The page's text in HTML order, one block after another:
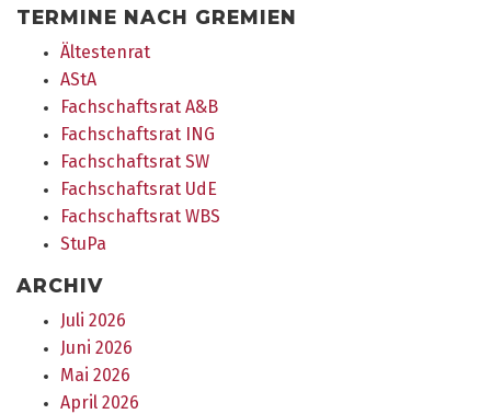
TERMINE NACH GREMIEN
Ältestenrat
AStA
Fachschaftsrat A&B
Fachschaftsrat ING
Fachschaftsrat SW
Fachschaftsrat UdE
Fachschaftsrat WBS
StuPa
ARCHIV
Juli 2026
Juni 2026
Mai 2026
April 2026